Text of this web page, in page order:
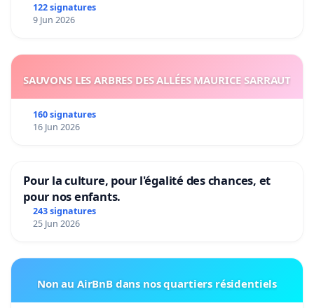
122 signatures
9 Jun 2026
SAUVONS LES ARBRES DES ALLÉES MAURICE SARRAUT
160 signatures
16 Jun 2026
Pour la culture, pour l'égalité des chances, et
pour nos enfants.
243 signatures
25 Jun 2026
Non au AirBnB dans nos quartiers résidentiels